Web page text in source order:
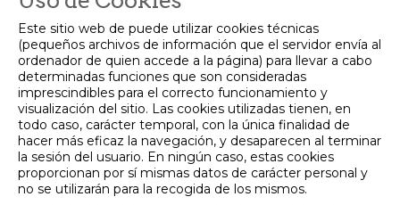
Este sitio web de puede utilizar cookies técnicas
(pequeños archivos de información que el servidor envía al
ordenador de quien accede a la página) para llevar a cabo
determinadas funciones que son consideradas
imprescindibles para el correcto funcionamiento y
visualización del sitio. Las cookies utilizadas tienen, en
todo caso, carácter temporal, con la única finalidad de
hacer más eficaz la navegación, y desaparecen al terminar
la sesión del usuario. En ningún caso, estas cookies
proporcionan por sí mismas datos de carácter personal y
no se utilizarán para la recogida de los mismos.